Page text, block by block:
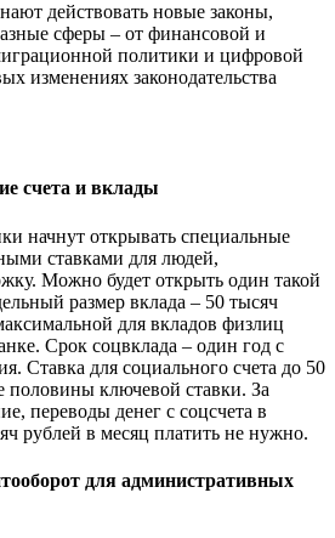
действовать новые законы,
сферы ‒ от финансовой и
политики и цифровой
изменениях законодательства
счета и вклады
начнут открывать специальные
ставками для людей,
Можно будет открыть один такой
размер вклада ‒ 50 тысяч
для вкладов физлиц
Срок соцвклада ‒ один год с
Ставка для социального счета до 50
половины ключевой ставки. За
переводы денег с соцсчета в
рублей в месяц платить не нужно.
для административных